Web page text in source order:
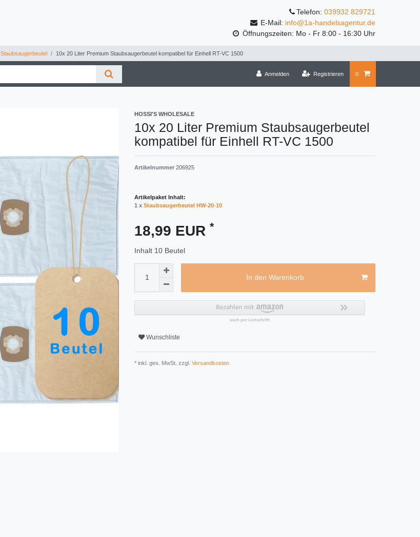
Telefon: 039932 829721
E-Mail: info@1a-handelsagentur.de
Öffnungszeiten: Mo - Fr 8:00 - 16:30 Uhr
Staubsaugerbeutel 10x 20 Liter Premium Staubsaugerbeutel kompatibel für Einhell RT-VC 1500
Anmelden Registrieren 0
HOSSI'S WHOLESALE
10x 20 Liter Premium Staubsaugerbeutel
kompatibel für Einhell RT-VC 1500
Artikelnummer 206925
Artikelpaket Inhalt:
1 x Staubsaugerbeutel HW-20-10
18,99 EUR *
Inhalt 10 Beutel
In den Warenkorb
Wunschliste
* inkl. ges. MwSt. zzgl. Versandkosten